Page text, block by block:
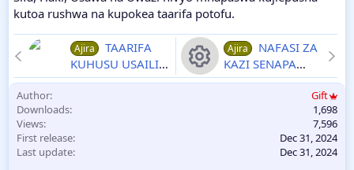
kutoa rushwa na kupokea taarifa potofu.
Ajira
TAARIFA
KUHUSU USAILI
WA KADA ZA
2024/2025 AJIRA
UTUMISHI AJIRA
R
Ajira
NAFASI ZA
KAZI SENAPA
SACCOS LTD
Author
Gift
Downloads
1,698
Views
7,596
First release
Dec 31, 2024
Last update
Dec 31, 2024